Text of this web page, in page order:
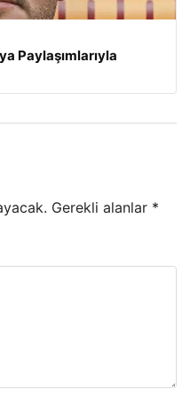
Paylaşımlarıyla
Gerekli alanlar *